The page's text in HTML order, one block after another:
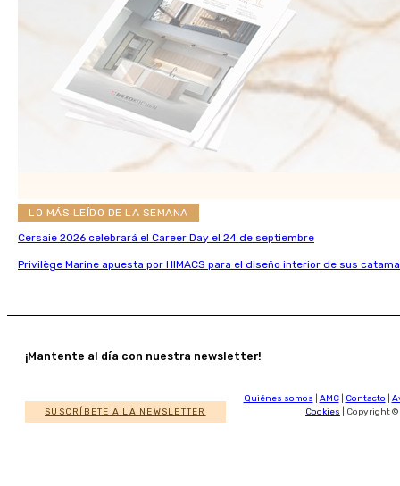
LO MÁS LEÍDO DE LA SEMANA
Cersaie 2026 celebrará el Career Day el 24 de septiembre
Privilège Marine apuesta por HIMACS para el diseño interior de sus
¡Mantente al día con nuestra newsletter!
SUSCRÍBETE A LA NEWSLETTER
Quiénes somos AMC| Contacto
Cookies | Copyright